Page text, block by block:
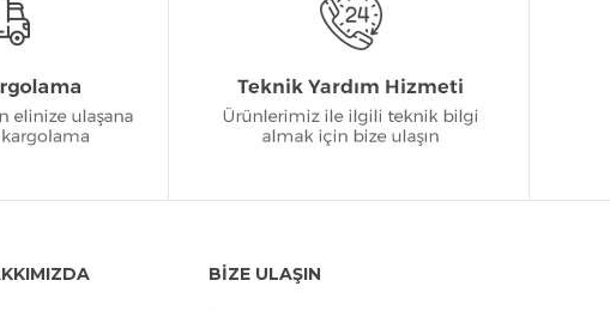
BİZE ULAŞIN